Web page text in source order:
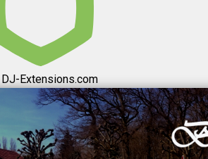
DJ-Extensions.com